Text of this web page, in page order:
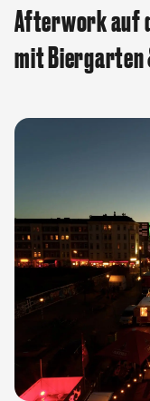
Afterwork auf
mit Biergarten